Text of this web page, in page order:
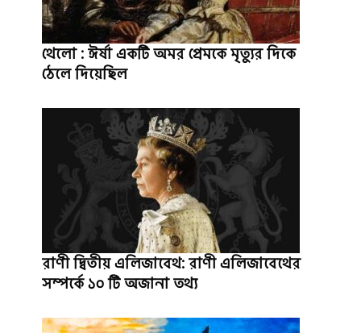
থেলো : ঈর্ষা একটি অমর প্রেমকে মৃত্যুর দিকে
ঠেলে দিয়েছিল
রাণী দ্বিতীয় এলিজাবেথ: রাণী এলিজাবেথের
সম্পর্কে ১০ টি অজানা তথ্য